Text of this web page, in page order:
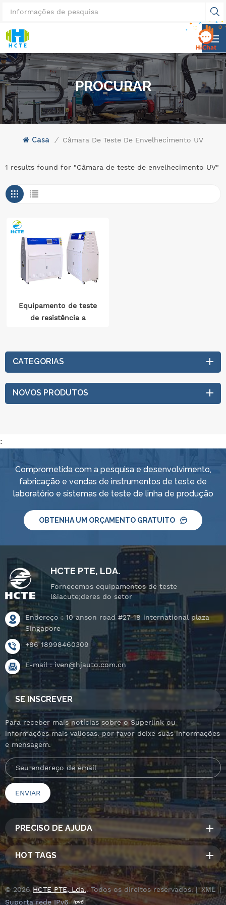
PROCURAR
Casa / Câmara De Teste De Envelhecimento UV
1 results found for "Câmara de teste de envelhecimento UV"
Equipamento de teste
de resistência a
Câmara de teste de
envelhecimento
CATEGORIAS
NOVOS PRODUTOS
:
Comprometida com a pesquisa e desenvolvimento,
fabricação e vendas de instrumentos de teste de
laboratório e sistemas de teste de linha de produção
OBTENHA UM ORÇAMENTO GRATUITO
HCTE PTE, LDA.
Fornecemos equipamentos de teste
l&iacute;deres do setor
Endereço : 10 anson road #27-18 international plaza
Singapore
+86 18998460309
E-mail :iven@hjauto.com.cn
SE INSCREVER
Para receber mais notícias sobre o Superlink ou
informações mais valiosas. por favor deixe suas informações
e mensagem.
PRECISO DE AJUDA
HOT TAGS
© 2026HCTE PTE, Lda.. Todos os direitos reservados. | XML
|
Suporta rede IPv6